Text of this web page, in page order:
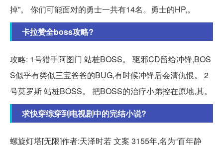
掉”。 你们可能面对的勇士一共有14名。勇士的HP,。
卡拉赞全boss攻略?
攻略: 1号猎手阿图门 站桩BOSS。 驱邪CD留给冲锋,BOS
S似乎有类似三宝爸爸的BUG,有时候冲锋后会清仇恨。 2
号莫罗斯 站桩BOSS。 把BOSS的治疗小弟控在原地,其。
求快穿综穿到电视剧中的完结小说?
螺旋灯塔[无限]作者:天泽时若 文案 3155年,名为“百年静